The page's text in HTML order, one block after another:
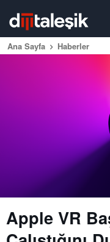
Ana Sayfa Haberler
Apple VR